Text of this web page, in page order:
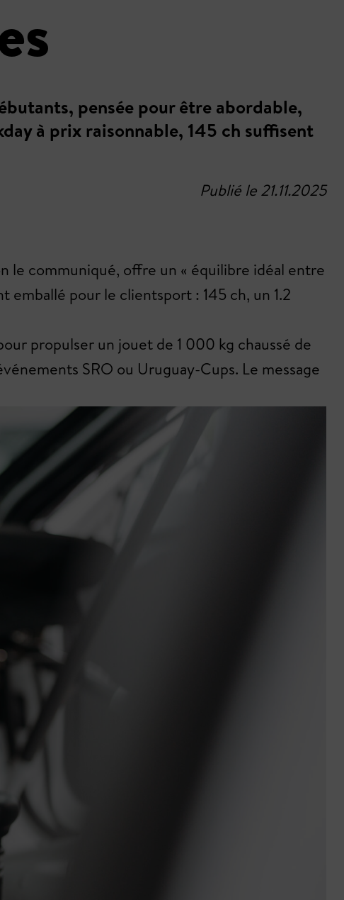
pensée pour être abordable,
à prix raisonnable, 145 ch suffisent
Publié le 21.11.2025
le communiqué, offre un « équilibre idéal entre
emballé pour le clientsport : 145 ch, un 1.2
propulser un jouet de 1 000 kg chaussé de
SRO ou Uruguay-Cups. Le message